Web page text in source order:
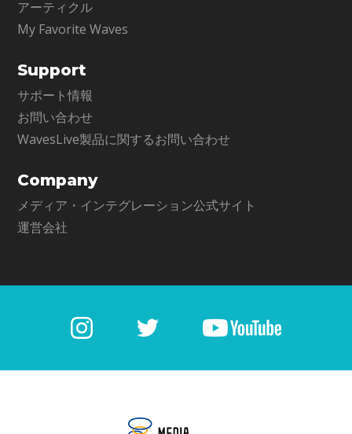
アーティクル
My Favorite Waves
Support
サポート情報
お問い合わせ
WavesLive製品に関するお問い合わせ
Company
メディア・インテグレーション公式サイト
運営会社